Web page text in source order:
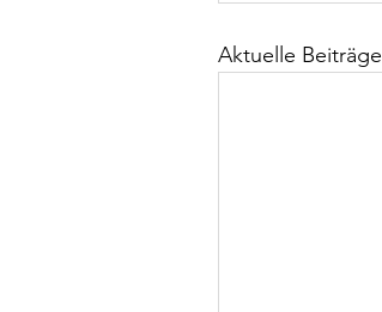
Aktuelle Beiträge